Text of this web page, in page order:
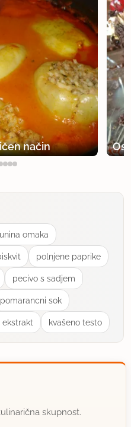
način
omaka
polnjene paprike
pecivo s sadjem
pomarancni sok
ekstrakt kvašeno testo
skupnost.